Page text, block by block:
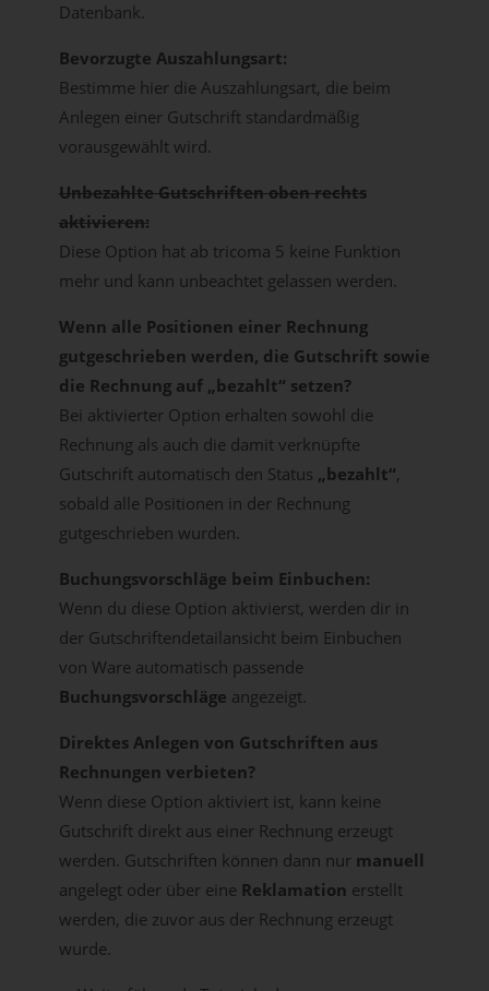
Datenbank.
Bevorzugte Auszahlungsart:
Bestimme hier die Auszahlungsart, die beim
Anlegen einer Gutschrift standardmäßig
vorausgewählt wird.
Unbezahlte Gutschriften oben rechts
aktivieren:
Diese Option hat ab tricoma 5 keine Funktion
mehr und kann unbeachtet gelassen werden.
Wenn alle Positionen einer Rechnung
gutgeschrieben werden, die Gutschrift sowie
die Rechnung auf „bezahlt“ setzen?
Bei aktivierter Option erhalten sowohl die
Rechnung als auch die damit verknüpfte
Gutschrift automatisch den Status „bezahlt“,
sobald alle Positionen in der Rechnung
gutgeschrieben wurden.
Buchungsvorschläge beim Einbuchen:
Wenn du diese Option aktivierst, werden dir in
der Gutschriftendetailansicht beim Einbuchen
von Ware automatisch passende
Buchungsvorschläge angezeigt.
Direktes Anlegen von Gutschriften aus
Rechnungen verbieten?
Wenn diese Option aktiviert ist, kann keine
Gutschrift direkt aus einer Rechnung erzeugt
werden. Gutschriften können dann nur manuell
angelegt oder über eine Reklamation erstellt
werden, die zuvor aus der Rechnung erzeugt
wurde.